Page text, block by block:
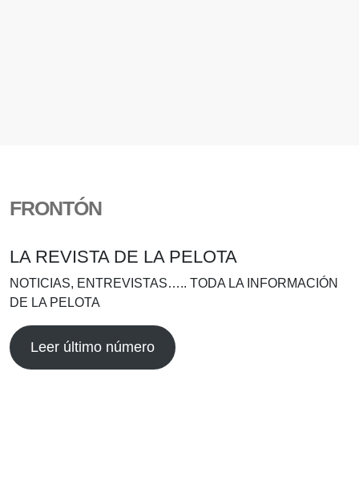
FRONTÓN
LA REVISTA DE LA PELOTA
NOTICIAS, ENTREVISTAS….. TODA LA INFORMACIÓN
DE LA PELOTA
Leer último número